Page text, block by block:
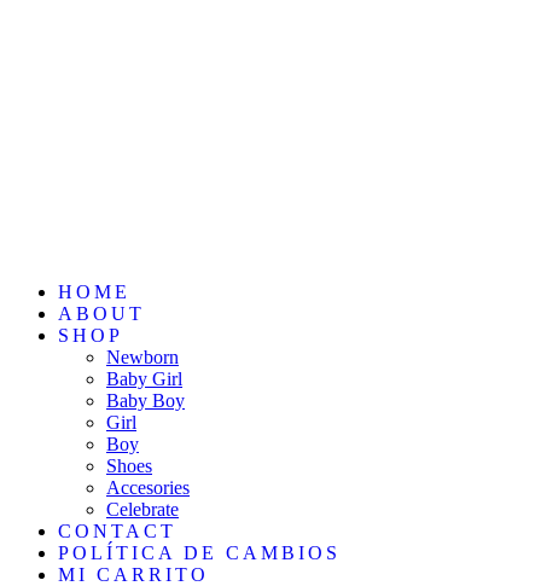
HOME
ABOUT
SHOP
Newborn
Baby Girl
Baby Boy
Girl
Boy
Shoes
Accesories
Celebrate
CONTACT
POLÍTICA DE CAMBIOS
MI CARRITO